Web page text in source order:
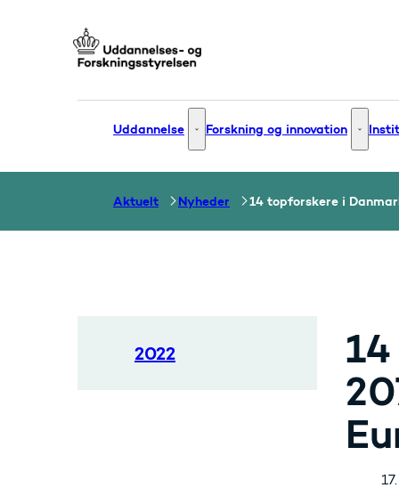
Uddannelse Uddannelse - Flere links
Forskning og innovation
Aktuelt Nyheder 14 topforskere i
2022